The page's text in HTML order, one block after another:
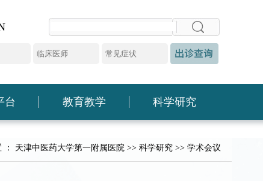
台 教育教学 科学研究
： 天津中医药大学第一附属医院 >> 科学研究 >> 学术会议